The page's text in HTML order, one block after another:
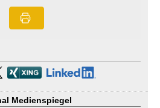
Medienspiegel